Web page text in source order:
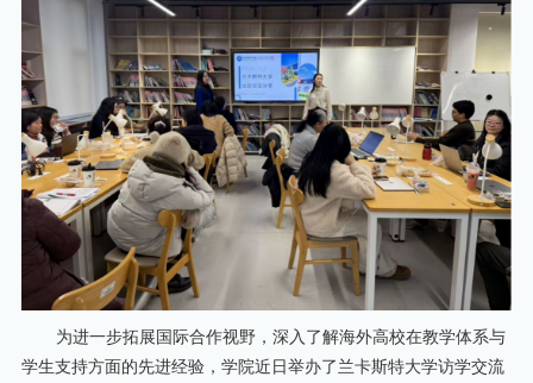
为进一步拓展国际合作视野，深入了解海外高校在教学体系与
学生支持方面的先进经验，学院近日举办了兰卡斯特大学访学交流